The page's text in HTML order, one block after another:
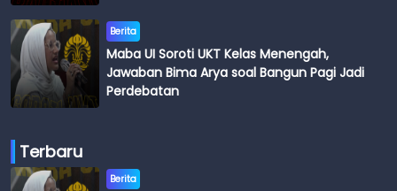
Berita
Maba UI Soroti UKT Kelas Menengah,
Jawaban Bima Arya soal Bangun Pagi Jadi
Perdebatan
Terbaru
Berita